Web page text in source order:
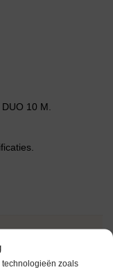
zoals
10 M.